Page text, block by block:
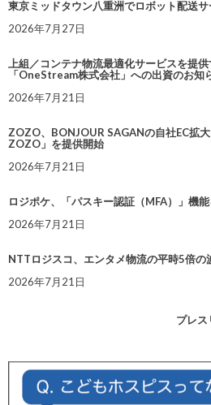
東京ミッドタウン八重洲でロボット配送
2026年7月27日
上組／コンテナ物流最適化サービスを提
「OneStream株式会社」への出資のお知
2026年7月21日
ZOZO、BONJOUR SAGANの自社EC拡
ZOZO」を提供開始
2026年7月21日
ロジポケ、「パスキー認証（MFA）」機
2026年7月21日
NTTロジスコ、エンタメ物流の平時5倍
2026年7月21日
プレス